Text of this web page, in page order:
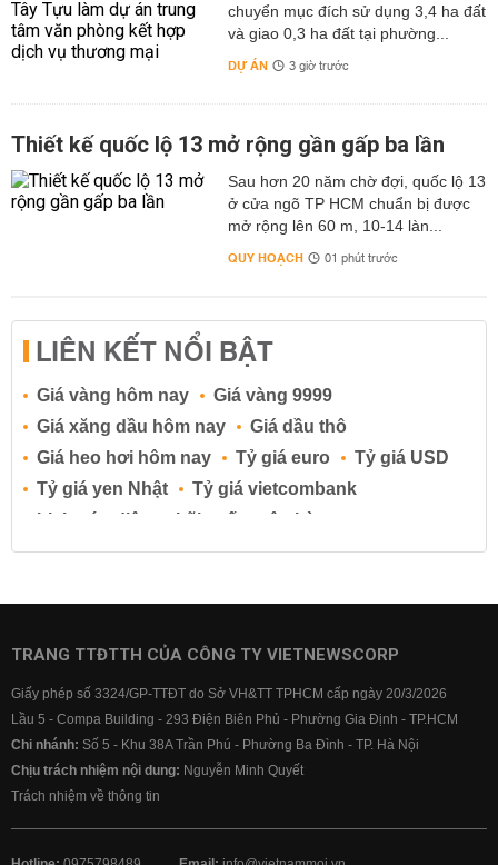
chuyển mục đích sử dụng 3,4 ha đất
và giao 0,3 ha đất tại phường...
DỰ ÁN 3 giờ trước
Thiết kế quốc lộ 13 mở rộng gần gấp ba lần
Sau hơn 20 năm chờ đợi, quốc lộ 13
ở cửa ngõ TP HCM chuẩn bị được
mở rộng lên 60 m, 10-14 làn...
QUY HOẠCH 01 phút trước
LIÊN KẾT NỔI BẬT
Giá vàng hôm nay
Giá vàng 9999
Giá xăng dầu hôm nay
Giá dầu thô
Giá heo hơi hôm nay
Tỷ giá euro
Tỷ giá USD
Tỷ giá yen Nhật
Tỷ giá vietcombank
Lịch cúp điện
Lãi suất ngân hàng
Lãi suất tiết kiệm
Lãi suất tiền gửi
Lãi suất ngân hàng BIDV
Lãi suất ngân hàng Vietcombank
TRANG TTĐTTH CỦA CÔNG TY VIETNEWSCORP
Giấy phép số 3324/GP-TTĐT do Sở VH&TT TPHCM cấp ngày 20/3/2026
Lầu 5 - Compa Building - 293 Điện Biên Phủ - Phường Gia Định - TP.HCM
Chi nhánh: Số 5 - Khu 38A Trần Phú - Phường Ba Đình - TP. Hà Nội
Chịu trách nhiệm nội dung: Nguyễn Minh Quyết
Trách nhiệm về thông tin